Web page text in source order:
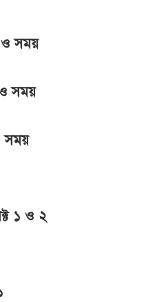
ও সময়
ও সময়
সময়
১ ও ২